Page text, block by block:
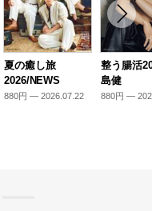
夏の癒し旅
2026/NEWS
880円 — 2026.07.22
整う腸活
島健
880円 —